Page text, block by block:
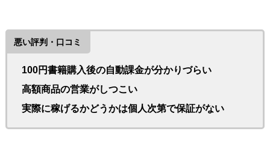
悪い評判・口コミ
100円書籍購入後の自動課金が分かりづらい
高額商品の営業がしつこい
実際に稼げるかどうかは個人次第で保証がない